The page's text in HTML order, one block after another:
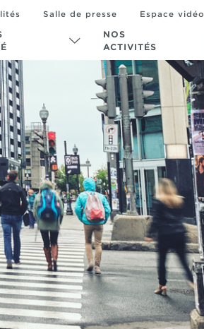
NOS
ACTIVITÉS
Salle de presse Espace vidéo